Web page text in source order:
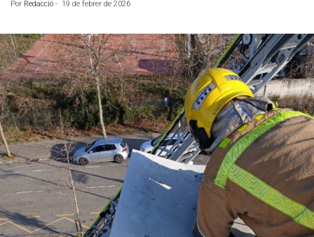
Por Redacció - 19 de febrer de 2026